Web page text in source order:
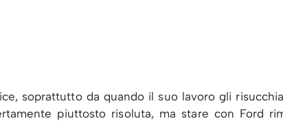
soprattutto da quando il suo lavoro gli risucchia
piuttosto risoluta, ma stare con Ford